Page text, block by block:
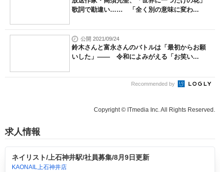
歌詞で勘違い…… 「全く別の意味に変わ...
公開 2021/09/24
鈴木さんと富永さんのバトルは「最初からお願
いした」―― 令和によみがえる「お笑い...
Recommended by
Copyright © ITmedia Inc. All Rights Reserved.
求人情報
ネイリスト/上石神井駅/社員募集/8月9日更新
KAONAIL上石神井店